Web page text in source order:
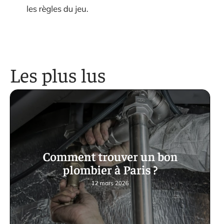
les règles du jeu.
Les plus lus
Comment trouver un bon
plombier à Paris ?
12 mars 2026